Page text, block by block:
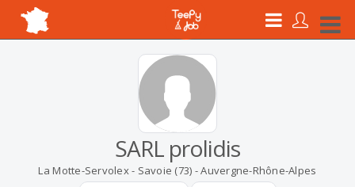
SARL prolidis
La Motte-Servolex - Savoie (73) - Auvergne-Rhône-Alpes